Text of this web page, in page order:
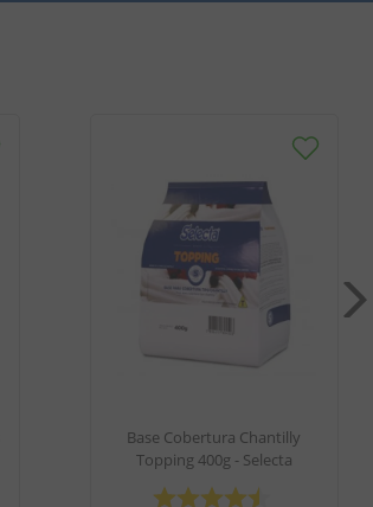
Base Cobertura Chantilly
Topping 400g - Selecta